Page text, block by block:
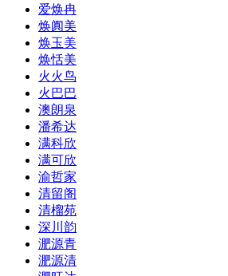
爱焕冉
焕阗美
焕玉美
焕恬美
火火鸟
火巴巴
澳朗泉
潘希达
满科欣
满可欣
渝哲家
清留阁
清榴苑
深川韵
淝源青
淝源清